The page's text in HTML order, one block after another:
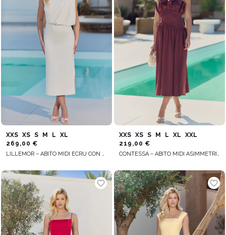
XXS XS S M L
XL
269,00 €
LILLEMOR – ABITO MIDI ECRU CON SPILLA IN PIUME
XXS XS S M L XL
XXL
219,00 €
CONTESSA – ABITO MIDI ASIMMETRICO BORDEAUX SCURO